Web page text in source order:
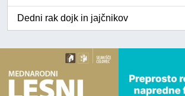
Dedni rak dojk in jajčnikov